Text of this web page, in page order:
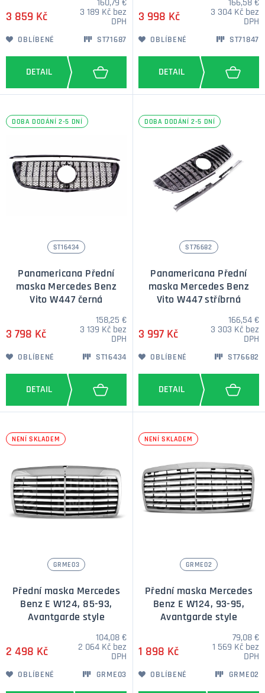
3 859 Kč
160,79 €
3 189 Kč bez
DPH
OBLÍBENÉ ST71687
3 998 Kč
166,58 €
3 304 Kč bez
DPH
OBLÍBENÉ ST71847
DOBA DODÁNÍ 2-5 DNÍ
ST16434
Panamericana Přední
maska Mercedes Benz
Vito W447 černá
3 798 Kč
158,25 €
3 139 Kč bez
DPH
OBLÍBENÉ ST16434
DOBA DODÁNÍ 2-5 DNÍ
ST76682
Panamericana Přední
maska Mercedes Benz
Vito W447 stříbrná
3 997 Kč
166,54 €
3 303 Kč bez
DPH
OBLÍBENÉ ST76682
NENÍ SKLADEM
GRME03
Přední maska Mercedes
Benz E W124, 85-93,
Avantgarde style
2 498 Kč
104,08 €
2 064 Kč bez
DPH
OBLÍBENÉ GRME03
NENÍ SKLADEM
GRME02
Přední maska Mercedes
Benz E W124, 93-95,
Avantgarde style
1 898 Kč
79,08 €
1 569 Kč bez
DPH
OBLÍBENÉ GRME02